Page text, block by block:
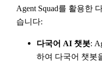
Agent Squad를 활용한
습니다:
다국어 AI 챗봇:
하여 다국어 챗봇